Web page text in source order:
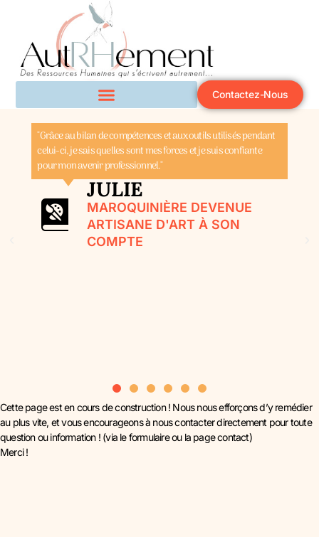
Contactez-Nous
"Grâce au bilan de compétences et aux outils utilisés pendant
celui-ci, je sais quelles sont mes forces et je suis confiante
pour mon avenir professionnel."
JULIE
MAROQUINIÈRE DEVENUE
ARTISANE D'ART À SON
COMPTE
Cette page est en cours de construction ! Nous nous efforçons d’y remédier
au plus vite, et vous encourageons à nous contacter directement pour toute
question ou information ! (via le formulaire ou la page contact)
Merci !